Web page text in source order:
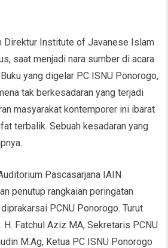
Direktur Institute of Javanese Islam
saat menjadi nara sumber di acara
yang digelar PC ISNU Ponorogo,
tak berkesadaran yang terjadi
masyarakat kontemporer ini ibarat
terbalik. Sebuah kesadaran yang
Pascasarjana IAIN
penutup rangkaian peringatan
PCNU Ponorogo. Turut
H. Fatchul Aziz MA, Sekretaris PCNU
M.Ag, Ketua PC ISNU Ponorogo